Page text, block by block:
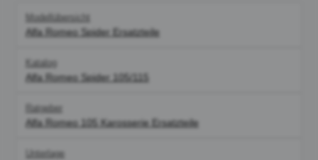
Modellübersicht
Alfa Romeo Spider Ersatzteile
Katalog
Alfa Romeo Spider 105/115
Ratgeber
Alfa Romeo 105 Karosserie Ersatzteile
Unterlage